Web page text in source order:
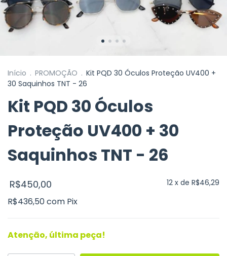
Início . PROMOÇÃO . Kit PQD 30 Óculos Proteção UV400 +
30 Saquinhos TNT - 26
Kit PQD 30 Óculos
Proteção UV400 + 30
Saquinhos TNT - 26
R$450,00 12 x de R$46,29
R$436,50com Pix
Atenção, última peça!